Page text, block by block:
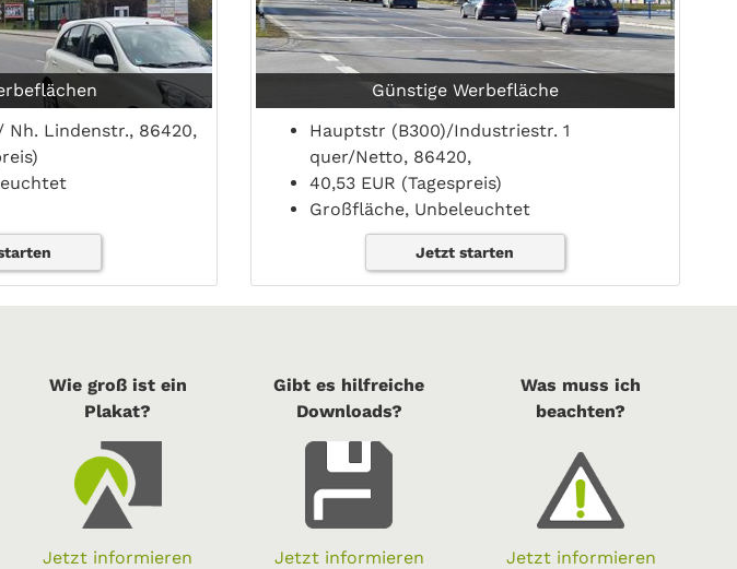
Nh. Lindenstr., 86420,
Günstige Werbefläche
Hauptstr (B300)/Industriestr. 1
quer/Netto, 86420,
40,53 EUR (Tagespreis)
Großfläche, Unbeleuchtet
Jetzt starten
Wie groß ist ein
Plakat?
Jetzt informieren
Gibt es hilfreiche
Downloads?
Jetzt informieren
Was muss ich
beachten?
Jetzt informieren